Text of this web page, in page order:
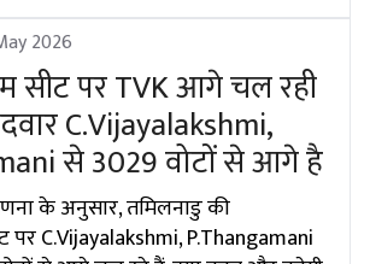
2026
सीट पर TVK आगे चल रही
C.Vijayalakshmi,
से 3029 वोटों से आगे है
के अनुसार, तमिलनाडु की
पर C.Vijayalakshmi, P.Thangamani